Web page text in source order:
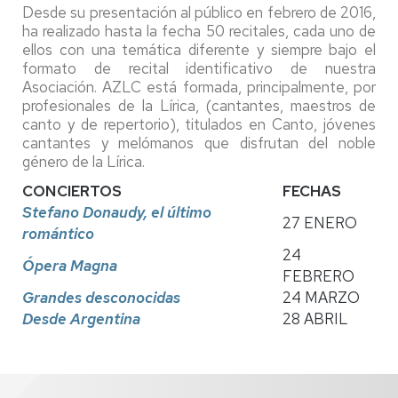
Desde su presentación al público en febrero de 2016,
ha realizado hasta la fecha 50 recitales, cada uno de
ellos con una temática diferente y siempre bajo el
formato de recital identificativo de nuestra
Asociación. AZLC está formada, principalmente, por
profesionales de la Lírica, (cantantes, maestros de
canto y de repertorio), titulados en Canto, jóvenes
cantantes y melómanos que disfrutan del noble
género de la Lírica.
CONCIERTOS
FECHAS
Stefano Donaudy, el último
romántico
27 ENERO
Ópera Magna
24
FEBRERO
Grandes desconocidas
24 MARZO
Desde Argentina
28 ABRIL